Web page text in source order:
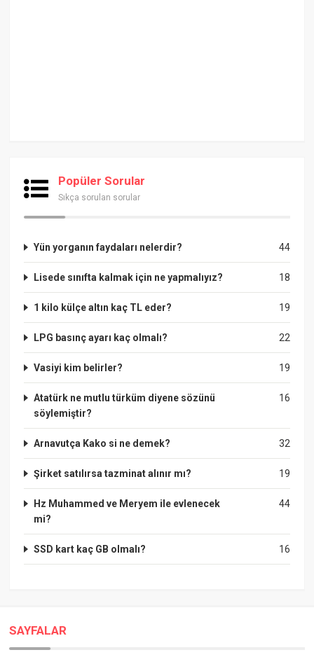
Popüler Sorular
Sıkça sorulan sorular
44
Yün yorganın faydaları nelerdir?
18
Lisede sınıfta kalmak için ne yapmalıyız?
19
1 kilo külçe altın kaç TL eder?
22
LPG basınç ayarı kaç olmalı?
19
Vasiyi kim belirler?
16
Atatürk ne mutlu türküm diyene sözünü
söylemiştir?
32
Arnavutça Kako si ne demek?
19
Şirket satılırsa tazminat alınır mı?
44
Hz Muhammed ve Meryem ile evlenecek
mi?
16
SSD kart kaç GB olmalı?
SAYFALAR